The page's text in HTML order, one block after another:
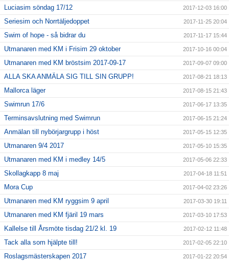
Luciasim söndag 17/12 2017-12-03 16:00
Seriesim och Norrtäljedoppet 2017-11-25 20:04
Swim of hope - så bidrar du 2017-11-17 15:44
Utmanaren med KM i Frisim 29 oktober 2017-10-16 00:04
Utmanaren med KM bröstsim 2017-09-17 2017-09-07 09:00
ALLA SKA ANMÄLA SIG TILL SIN GRUPP! 2017-08-21 18:13
Mallorca läger 2017-08-15 21:43
Swimrun 17/6 2017-06-17 13:35
Terminsavslutning med Swimrun 2017-06-15 21:24
Anmälan till nybörjargrupp i höst 2017-05-15 12:35
Utmanaren 9/4 2017 2017-05-10 15:35
Utmanaren med KM i medley 14/5 2017-05-06 22:33
Skollagkapp 8 maj 2017-04-18 11:51
Mora Cup 2017-04-02 23:26
Utmanaren med KM ryggsim 9 april 2017-03-30 19:11
Utmanaren med KM fjäril 19 mars 2017-03-10 17:53
Kallelse till Årsmöte tisdag 21/2 kl. 19 2017-02-12 11:48
Tack alla som hjälpte till! 2017-02-05 22:10
Roslagsmästerskapen 2017 2017-01-22 20:54